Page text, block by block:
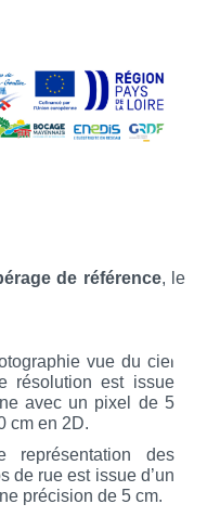
de référence, le
vue du ciel
résolution est issue
avec un pixel de 5
cm en 2D.
représentation des
de rue est issue d’un
précision de 5 cm.